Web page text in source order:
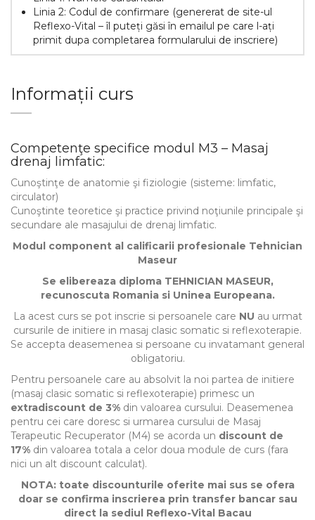
Linia 2: Codul de confirmare (genererat de site-ul
Reflexo-Vital – îl puteți găsi în emailul pe care l-ați
primit dupa completarea formularului de inscriere)
Informații curs
Competenţe specifice modul M3 – Masaj
drenaj limfatic:
Cunoştinţe de anatomie şi fiziologie (sisteme: limfatic,
circulator)
Cunoştinte teoretice şi practice privind noţiunile principale şi
secundare ale masajului de drenaj limfatic.
Modul component al calificarii profesionale Tehnician
Maseur
Se elibereaza diploma TEHNICIAN MASEUR,
recunoscuta Romania si Uninea Europeana.
La acest curs se pot inscrie si persoanele care NU au urmat
cursurile de initiere in masaj clasic somatic si reflexoterapie.
Se accepta deasemenea si persoane cu invatamant general
obligatoriu.
Pentru persoanele care au absolvit la noi partea de initiere
(masaj clasic somatic si reflexoterapie) primesc un
extradiscount de 3% din valoarea cursului. Deasemenea
pentru cei care doresc si urmarea cursului de Masaj
Terapeutic Recuperator (M4) se acorda un discount de
17% din valoarea totala a celor doua module de curs (fara
nici un alt discount calculat).
NOTA: toate discounturile oferite mai sus se ofera
doar se confirma inscrierea prin transfer bancar sau
direct la sediul Reflexo-Vital Bacau